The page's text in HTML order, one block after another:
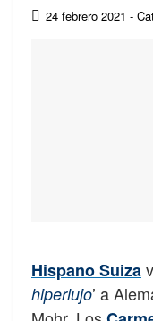
24 febrero 2021 -
Hispano Suiza
hiperlujo’ a